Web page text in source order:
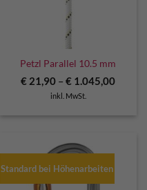
Petzl Parallel 10.5 mm
€ 21,90 – € 1.045,00
inkl. MwSt.
Standard bei Höhenarbeiten